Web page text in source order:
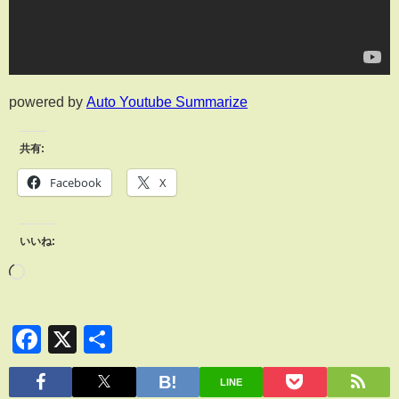
powered by Auto Youtube Summarize
共有:
Facebook X
いいね:
Facebook
X
有
LINE